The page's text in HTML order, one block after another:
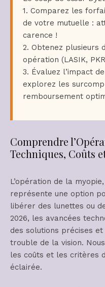
1. Comparez les
de votre mutuelle :
carence !
2. Obtenez plusieurs
opération (LASIK,
3. Évaluez l’impact
explorez les
remboursement
Comprendre
Techniques, Coûts
L’opération de la
représente une option
libérer des lunettes ou
2026, les avancées
des solutions précises
trouble de la vision.
les coûts et les critères
éclairée.